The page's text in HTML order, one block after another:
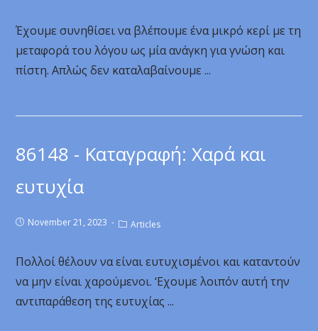
Έχουμε συνηθίσει να βλέπουμε ένα μικρό κερί με τη
μεταφορά του λόγου ως μία ανάγκη για γνώση και
πίστη. Απλώς δεν καταλαβαίνουμε ...
86148 - Καταγραφή: Χαρά και
ευτυχία
November 21, 2023 Articles
Πολλοί θέλουν να είναι ευτυχισμένοι και καταντούν
να μην είναι χαρούμενοι. ‘Εχουμε λοιπόν αυτή την
αντιπαράθεση της ευτυχίας ...